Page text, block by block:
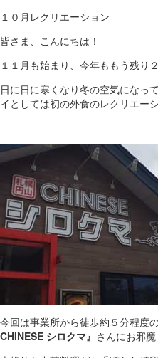
１０月レクリエーション
皆さま、こんにちは！
１１月も始まり、今年ももう残り
日に日に寒くなり冬の空気になっ
イとしては初の外食のレクリエー
今回は事業所から徒歩約５分程度
CHINESE シロクマ』 さんにお邪